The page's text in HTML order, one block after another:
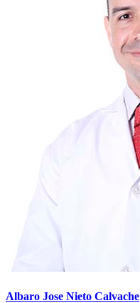
Albaro Jose Nieto Calvache